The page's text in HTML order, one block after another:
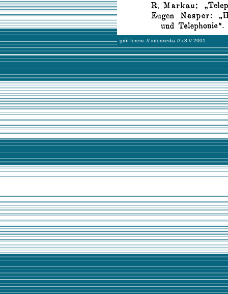
gróf ferenc // intermedia // c3 // 2001